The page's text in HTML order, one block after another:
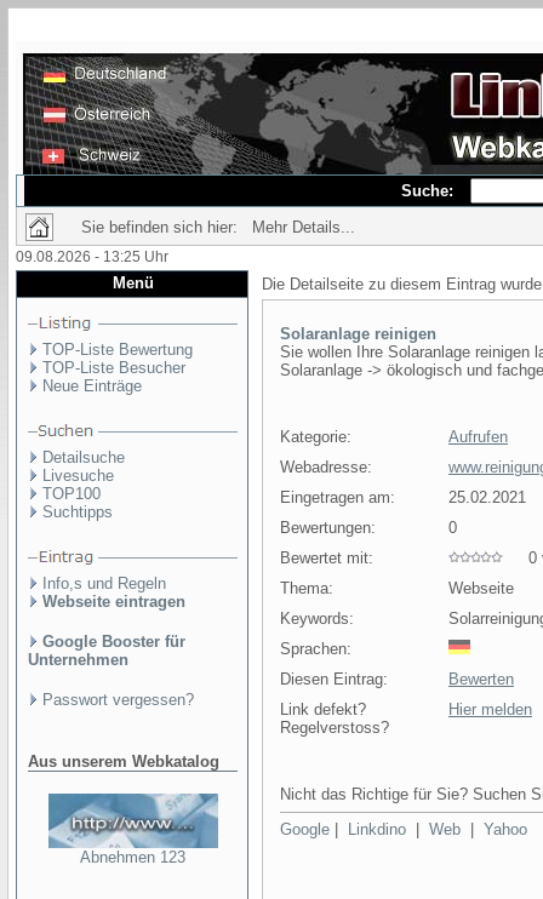
Suche:
Sie befinden sich hier: Mehr Details...
09.08.2026 - 13:25 Uhr
Menü
TOP-Liste Bewertung
TOP-Liste Besucher
Neue Einträge
Detailsuche
Livesuche
TOP100
Suchtipps
Info,s und Regeln
Webseite eintragen
Google Booster für
Unternehmen
Passwort vergessen?
Aus unserem Webkatalog
Abnehmen 123
Die Detailseite zu diesem Eintrag
Solaranlage reinigen
Sie wollen Ihre Solaranlage reinigen
Solaranlage -> ökologisch und
Kategorie:
Aufrufen
Webadresse:
Eingetragen am:
25.02.2021
Bewertungen:
0
Bewertet mit:
0
Thema:
Webseite
Keywords:
Sprachen:
Diesen Eintrag:
Bewerten
Link defekt?
Regelverstoss?
Hier melden
Nicht das Richtige für Sie? Suchen
Google
Linkdino Web Yahoo